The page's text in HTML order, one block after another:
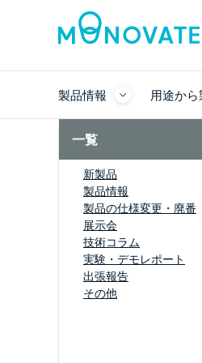
製品情報 用途か
一覧
新製品
製品情報
製品の仕様変更・廃番
展示会
技術コラム
実験・デモレポート
出張報告
その他